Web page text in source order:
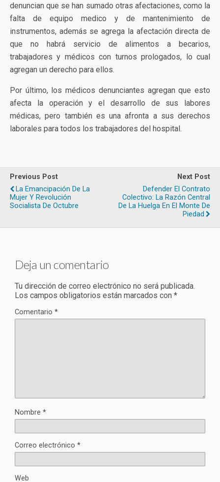
denuncian que se han sumado otras afectaciones, como la
falta de equipo medico y de mantenimiento de
instrumentos, además se agrega la afectación directa de
que no habrá servicio de alimentos a becarios,
trabajadores y médicos con turnos prologados, lo cual
agregan un derecho para ellos.
Por último, los médicos denunciantes agregan que esto
afecta la operación y el desarrollo de sus labores
médicas, pero también es una afronta a sus derechos
laborales para todos los trabajadores del hospital.
Previous Post
La Emancipación De La
Mujer Y Revolución
Socialista De Octubre
Next Post
Defender El Contrato
Colectivo: La Razón Central
De La Huelga En El Monte De
Piedad
Deja un comentario
Tu dirección de correo electrónico no será publicada.
Los campos obligatorios están marcados con *
Comentario *
Nombre *
Correo electrónico *
Web